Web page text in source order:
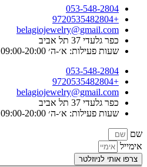
053-548-2804
+9720535482804
belagiojewelry@gmail.com
כפר גלעדי 37 תל אביב
שעות פעילות: א׳-ה׳ 09:00-20:00 ו׳ וערבי חג 9:00-15:00
053-548-2804
+9720535482804
belagiojewelry@gmail.com
כפר גלעדי 37 תל אביב
שעות פעילות: א׳-ה׳ 09:00-20:00 ו׳ וערבי חג 9:00-15:00
שם
אימייל
צרפו אותי לניוזלטר